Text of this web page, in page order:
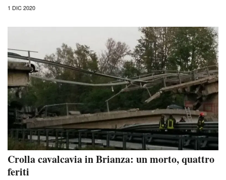
1 DIC 2020
Crolla cavalcavia in Brianza: un morto, quattro
feriti